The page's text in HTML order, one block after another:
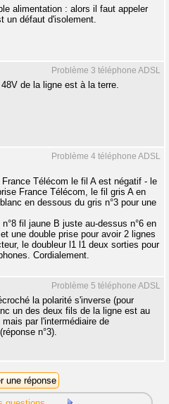
alimentation : alors il faut appeler
un défaut d'isolement.
Problème 3 téléphone ADSL
de la ligne est à la terre.
Problème 4 téléphone ADSL
Télécom le fil A est négatif - le
France Télécom, le fil gris A en
en dessous du gris n°3 pour une
fil jaune B juste au-dessus n°6 en
une double prise pour avoir 2 lignes
le doubleur l1 l1 deux sorties pour
Cordialement.
Problème 5 téléphone ADSL
la polarité s'inverse (pour
un des deux fils de la ligne est au
par l'intermédiaire de
n°3).